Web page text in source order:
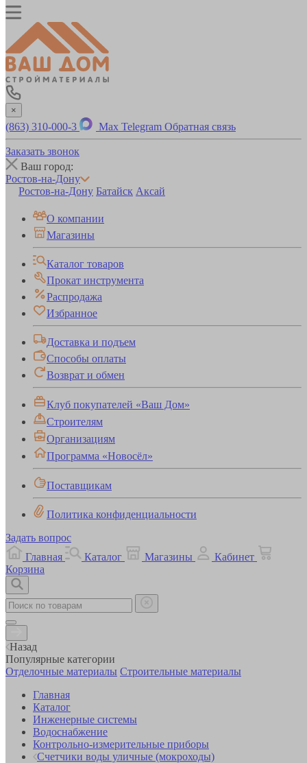
×
(863) 310-000-3 Max Telegram Обратная связь
Заказать звонок
Ваш город:
Ростов-на-Дону
Ростов-на-Дону Батайск Аксай
О компании
Магазины
Каталог товаров
Прокат инструмента
Распродажа
Избранное
Доставка и подъем
Способы оплаты
Возврат и обмен
Клуб покупателей «Ваш Дом»
Строителям
Организациям
Программа «Новосёл»
Поставщикам
Политика конфиденциальности
Задать вопрос
Главная
Каталог Магазины
Кабинет
Корзина
Назад
Популярные категории
Отделочные материалы Строительные материалы
Главная
Каталог
Инженерные системы
Водоснабжение
Контрольно-измерительные приборы
Счетчики воды уличные (мокроходы)